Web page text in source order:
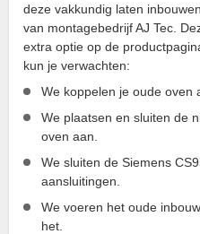
deze vakkundig laten
van montagebedrijf AJ Tec.
extra optie op de
kun je verwachten:
We koppelen je oude oven
We plaatsen en sluiten de
oven aan.
We sluiten de Siemens
aansluitingen.
We voeren het oude
het.